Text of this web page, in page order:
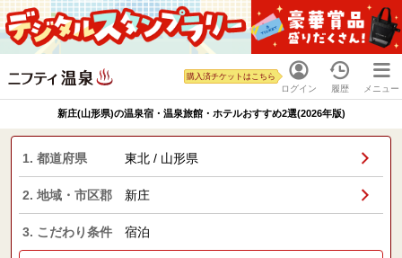
ログイン
購入済チケットはこちら
履歴 メニュー
新庄(山形県)の温泉宿・温泉旅館・ホテルおすすめ2選(2026年版)
1. 都道府県 東北 / 山形県
2. 地域・市区郡 新庄
3. こだわり条件 宿泊